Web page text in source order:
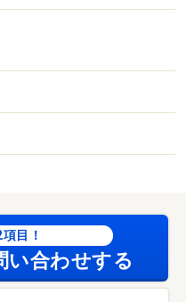
目！
い合わせする